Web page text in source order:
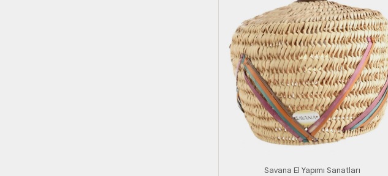
Savana El Yapımı Sanatları